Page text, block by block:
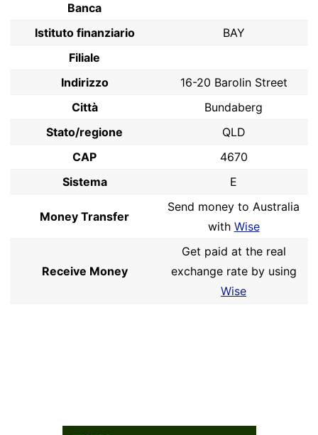
Banca
Istituto finanziario
BAY
Filiale
Indirizzo
16-20 Barolin Street
Città
Bundaberg
Stato/regione
QLD
CAP
4670
Sistema
E
Money Transfer
Send money to Australia
with Wise
Receive Money
Get paid at the real
exchange rate by using
Wise